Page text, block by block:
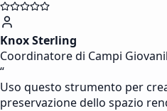
Knox Sterling
Coordinatore di Campi
“
Uso questo strumento per
preservazione dello spazio